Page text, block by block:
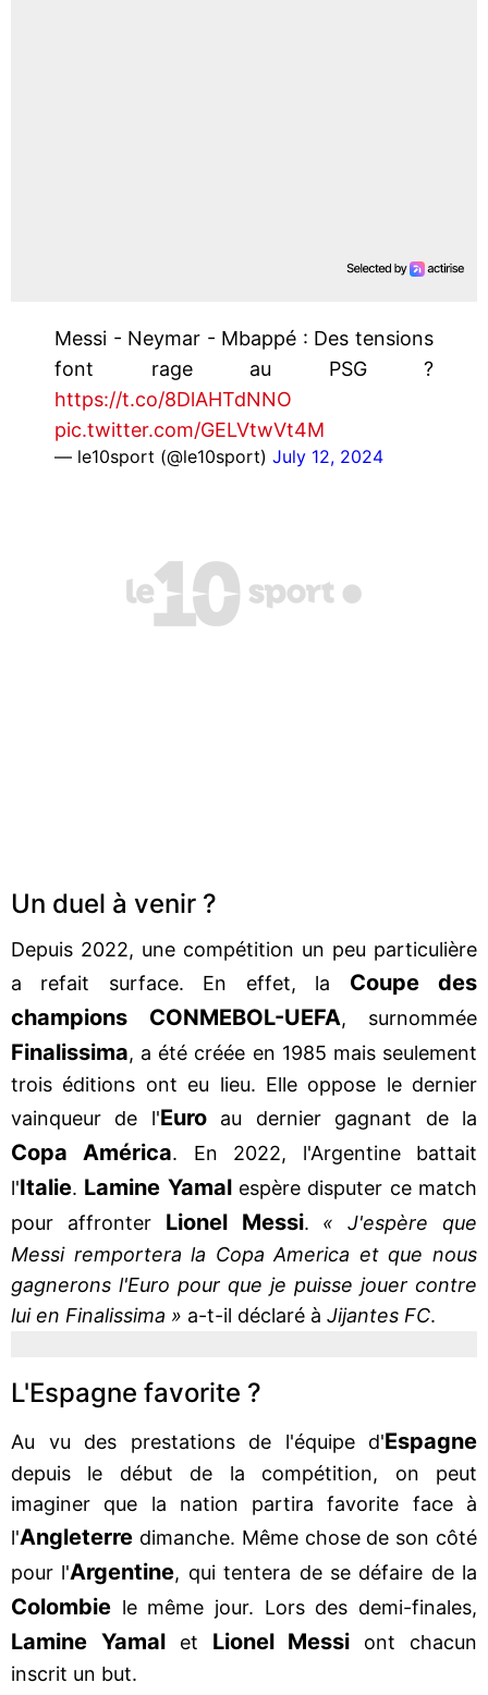
Messi - Neymar - Mbappé : Des tensions
font rage au PSG ?
https://t.co/8DlAHTdNNO
pic.twitter.com/GELVtwVt4M
— le10sport (@le10sport) July 12, 2024
Un duel à venir ?
Depuis 2022, une compétition un peu particulière
a refait surface. En effet, la Coupe des
champions CONMEBOL-UEFA, surnommée
Finalissima, a été créée en 1985 mais seulement
trois éditions ont eu lieu. Elle oppose le dernier
vainqueur de l'Euroau dernier gagnant de la
Copa América. En 2022, l'Argentine battait
l'Italie. Lamine Yamal espère disputer ce match
pour affronter Lionel Messi. « J'espère que
Messi remportera la Copa America et que nous
gagnerons l'Euro pour que je puisse jouer contre
lui en Finalissima » a-t-il déclaré à Jijantes FC.
L'Espagne favorite ?
Au vu des prestations de l'équipe d'Espagne
depuis le début de la compétition, on peut
imaginer que la nation partira favorite face à
l'Angleterre dimanche. Même chose de son côté
pour l'Argentine, qui tentera de se défaire de la
Colombie le même jour. Lors des demi-finales,
Lamine Yamalet Lionel Messi ont chacun
inscrit un but.